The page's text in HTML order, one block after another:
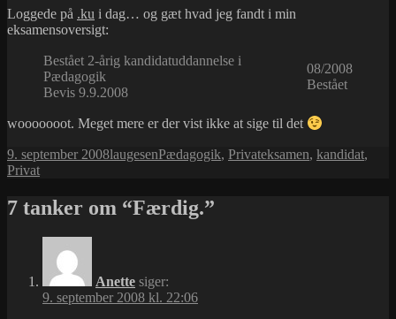
Loggede på .ku i dag… og gæt hvad jeg fandt i min
eksamensoversigt:
Bestået 2-årig kandidatuddannelse i
Pædagogik
Bevis 9.9.2008
08/2008
Bestået
wooooooot. Meget mere er der vist ikke at sige til det
Udgivet
i
9. september 2008Forfatter
laugesenKategorier
Pædagogik, PrivatTags
eksamen, kandidat,
Privat
7 tanker om “Færdig.”
Anette siger:
9. september 2008 kl. 22:06